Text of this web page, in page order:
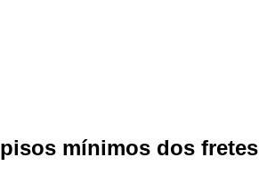
mínimos dos fretes